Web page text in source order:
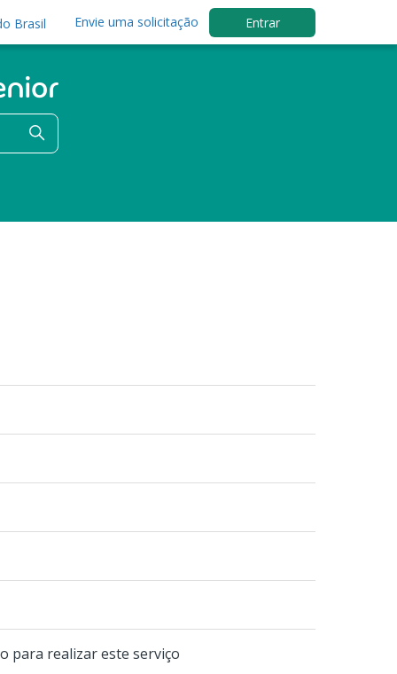
Brasil Envie uma solicitação Entrar
para realizar este serviço